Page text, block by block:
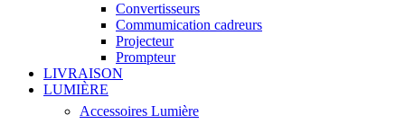
Convertisseurs
Commumication cadreurs
Projecteur
Prompteur
LIVRAISON
LUMIÈRE
Accessoires Lumière